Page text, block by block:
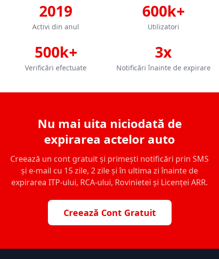
2019
Activi din anul
600k+
Utilizatori
500k+
Verificări efectuate
3x
Notificări înainte de expirare
Nu mai uita niciodată de
expirarea actelor auto
Creează un cont gratuit și primești notificări prin SMS
și e-mail cu 15 zile, 2 zile și în ultima zi înainte de
expirarea ITP-ului, RCA-ului, Rovinietei și Licenței ARR.
Creează Cont Gratuit